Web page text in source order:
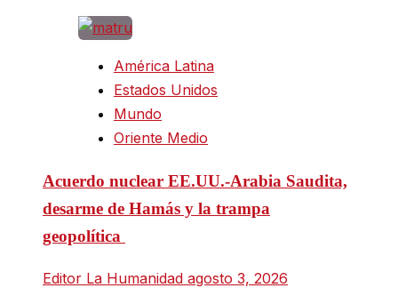
América Latina
Estados Unidos
Mundo
Oriente Medio
Acuerdo nuclear EE.UU.-Arabia Saudita,
desarme de Hamás y la trampa
geopolítica
Editor La Humanidad agosto 3, 2026